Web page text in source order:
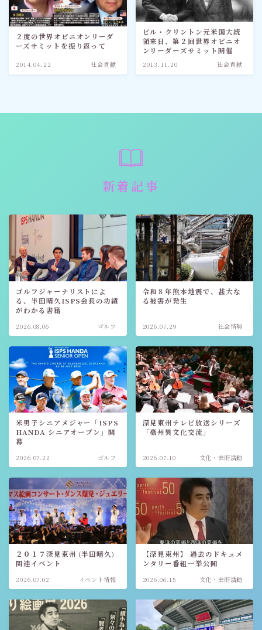
神道・宗教
社会情勢
２度の世界オピニオンリーダ
ーズサミットを振り返って
2014.04.22 社会貢献
ビル・クリントン元米国大統
領来日、第２回世界オピニオ
ンリーダーズサミット開催
2013.11.20 社会貢献
新着記事
ゴルフジャーナリストによ
る、半田晴久ISPS会長の功績
がわかる書籍
2026.08.06 ゴルフ
令和８年熊本地震で、甚大な
る被害が発生
2026.07.29 社会情勢
米男子シニアメジャー「ISPS
HANDA シニアオープン」開
幕
2026.07.22 ゴルフ
深見東州テレビ放送シリーズ
「豪州異文化交流」
2026.07.10 文化・芸術活動
２０１７深見東州 (半田晴久)
関連イベント
2026.07.02 イベント情報
【深見東州】 過去のドキュメ
ンタリー番組一挙公開
2026.06.15 文化・芸術活動